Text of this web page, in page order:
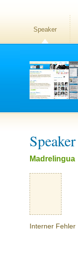
Speaker
Speaker
Madrelingua
Interner Fehler